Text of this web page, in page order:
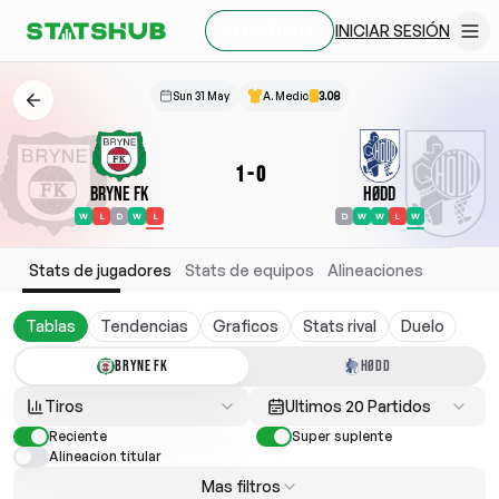
INICIAR SESIÓN
Sun 31 May A. Medic 3.08
Bryne FK
W L D W L
1-0
Hødd
D W W L W
Stats de jugadores Stats de equipos Alineaciones
Tablas Tendencias Graficos Stats rival Duelo
BRYNE FK HØDD
Tiros Ultimos 20 Partidos
Reciente
Super suplente
Alineacion titular
Mas filtros